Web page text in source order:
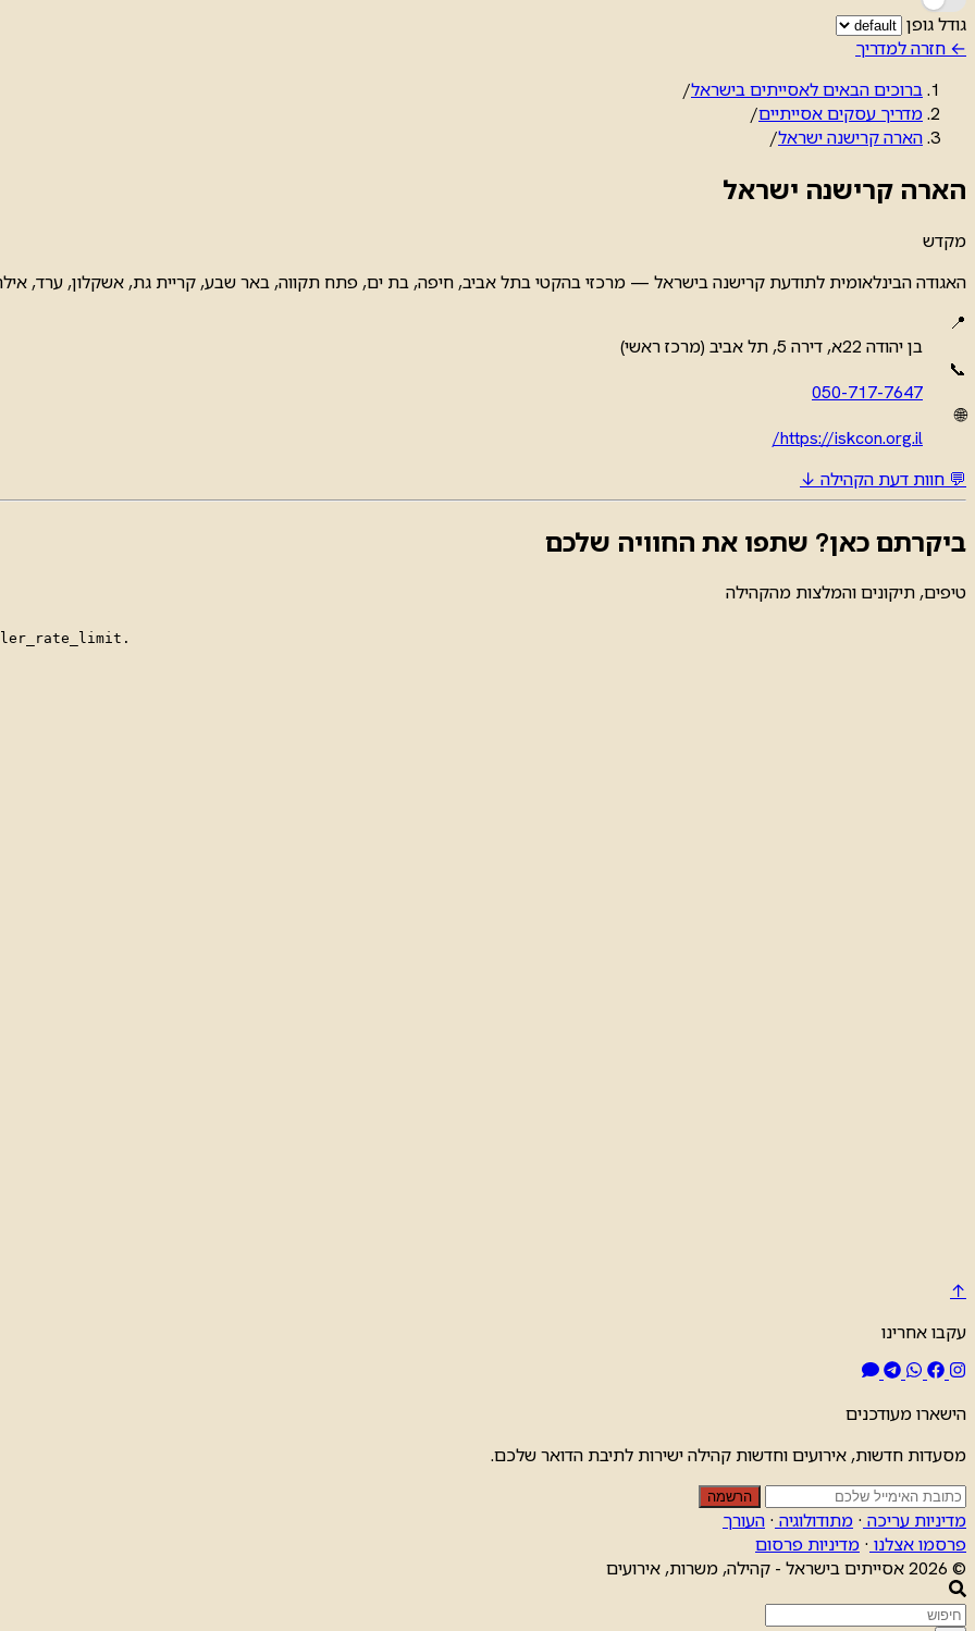
גודל גופן
← חזרה למדריך
ברוכים הבאים לאסייתים בישראל/
מדריך עסקים אסייתיים/
הארה קרישנה ישראל/
הארה קרישנה ישראל
מקדש
האגודה הבינלאומית לתודעת קרישנה בישראל — מרכזי בהקטי בתל אביב, חיפה, בת ים, פתח תקווה, באר שבע, קריית גת, אשקלון, ערד,
📍
בן יהודה 22א, דירה 5, תל אביב (מרכז ראשי)
📞
050-717-7647
🌐
https://iskcon.org.il/
💬 חוות דעת הקהילה ↓
ביקרתם כאן? שתפו את החוויה שלכם
טיפים, תיקונים והמלצות מהקהילה
↑
עקבו אחרינו
הישארו מעודכנים
מסעדות חדשות, אירועים וחדשות קהילה ישירות לתיבת הדואר שלכם.
הרשמה
מדיניות עריכה · מתודולוגיה · העורך
פרסמו אצלנו · מדיניות פרסום
© 2026 אסייתים בישראל - קהילה, משרות, אירועים